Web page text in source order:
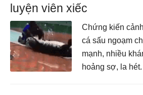
luyện viên xiếc
Chứng kiến
cá sấu ngoạm
mạnh, nhiều
hoảng sợ, la hét.